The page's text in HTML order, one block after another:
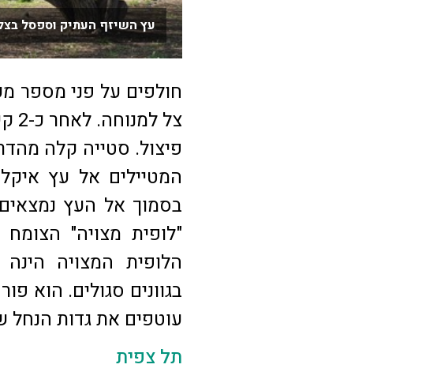
עץ השיזף העתיק וספסל
חולפים על פני מספר
המטיילים אל עץ
בסמוך אל העץ
"לופית מצויה"
הלופית המצויה
בגוונים סגולים. הוא
עוטפים את גדות הנחל
תל צפית